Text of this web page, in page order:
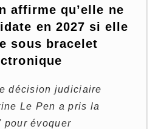
affirme qu’elle ne
en 2027 si elle
sous bracelet
décision judiciaire
Le Pen a pris la
pour évoquer